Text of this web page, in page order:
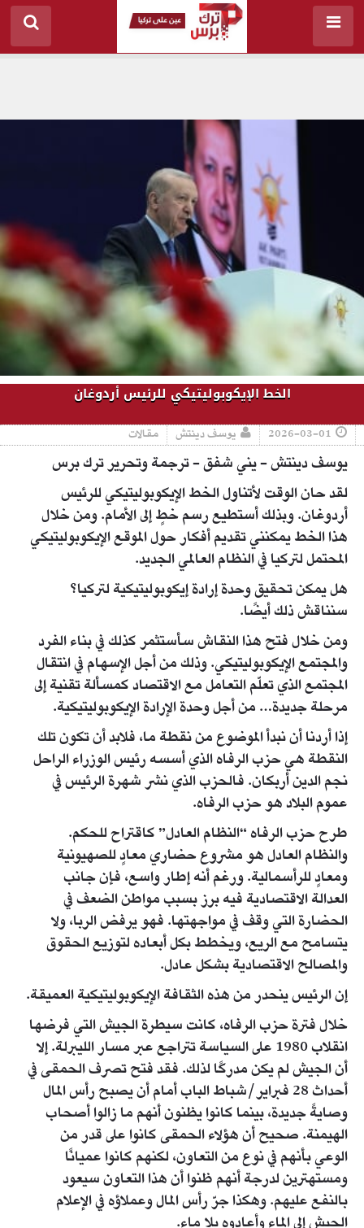
الخط الإيكوبوليتيكي للرئيس أردوغان
2026-03-01 يوسف دينتش مقالات
يوسف دينتش - يني شفق - ترجمة وتحرير ترك برس
لقد حان الوقت لأتناول الخط الإيكوبوليتيكي للرئيس
أردوغان. وبذلك أستطيع رسم خطٍ إلى الأمام. ومن خلال
هذا الخط يمكنني تقديم أفكار حول الموقع الإيكوبوليتيكي
المحتمل لتركيا في النظام العالمي الجديد.
هل يمكن تحقيق وحدة إرادة إيكوبوليتيكية لتركيا؟
سنناقش ذلك أيضًا.
ومن خلال فتح هذا النقاش سأستثمر كذلك في بناء الفرد
والمجتمع الإيكوبوليتيكي. وذلك من أجل الإسهام في انتقال
المجتمع الذي تعلّم التعامل مع الاقتصاد كمسألة تقنية إلى
مرحلة جديدة… من أجل وحدة الإرادة الإيكوبوليتيكية.
إذا أردنا أن نبدأ الموضوع من نقطة ما، فلابد أن تكون تلك
النقطة هي حزب الرفاه الذي أسسه رئيس الوزراء الراحل
نجم الدين أربكان. فالحزب الذي نشر شهرة الرئيس في
عموم البلاد هو حزب الرفاه.
طرح حزب الرفاه “النظام العادل” كاقتراح للحكم.
والنظام العادل هو مشروع حضاري معادٍ للصهيونية
ومعادٍ للرأسمالية. ورغم أنه إطار واسع، فإن جانب
العدالة الاقتصادية فيه برز بسبب مواطن الضعف في
الحضارة التي وقف في مواجهتها. فهو يرفض الربا، ولا
يتسامح مع الريع، ويخطط بكل أبعاده لتوزيع الحقوق
والمصالح الاقتصادية بشكل عادل.
إن الرئيس ينحدر من هذه الثقافة الإيكوبوليتيكية العميقة.
خلال فترة حزب الرفاه، كانت سيطرة الجيش التي فرضها
انقلاب 1980 على السياسة تتراجع عبر مسار الليبرلة. إلا
أن الجيش لم يكن مدركًا لذلك. فقد فتح تصرف الحمقى في
أحداث 28 فبراير/شباط الباب أمام أن يصبح رأس المال
وصايةً جديدة، بينما كانوا يظنون أنهم ما زالوا أصحاب
الهيمنة. صحيح أن هؤلاء الحمقى كانوا على قدر من
الوعي بأنهم في نوع من التعاون، لكنهم كانوا عميانًا
ومستهترين لدرجة أنهم ظنوا أن هذا التعاون سيعود
بالنفع عليهم. وهكذا جرّ رأس المال وعملاؤه في الإعلام